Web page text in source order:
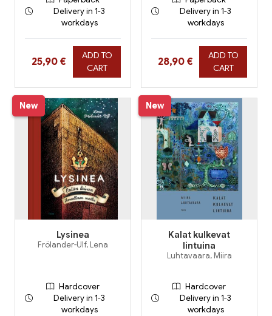
Delivery in 1-3
workdays
Hinta nyt
25,90 €
ADD TO
CART
Delivery in 1-3
workdays
Hinta nyt
28,90 €
ADD TO
CART
New
Lysinea
Frölander-Ulf, Lena
Hardcover
Delivery in 1-3
workdays
New
Kalat kulkevat
lintuina
Luhtavaara, Miira
Hardcover
Delivery in 1-3
workdays